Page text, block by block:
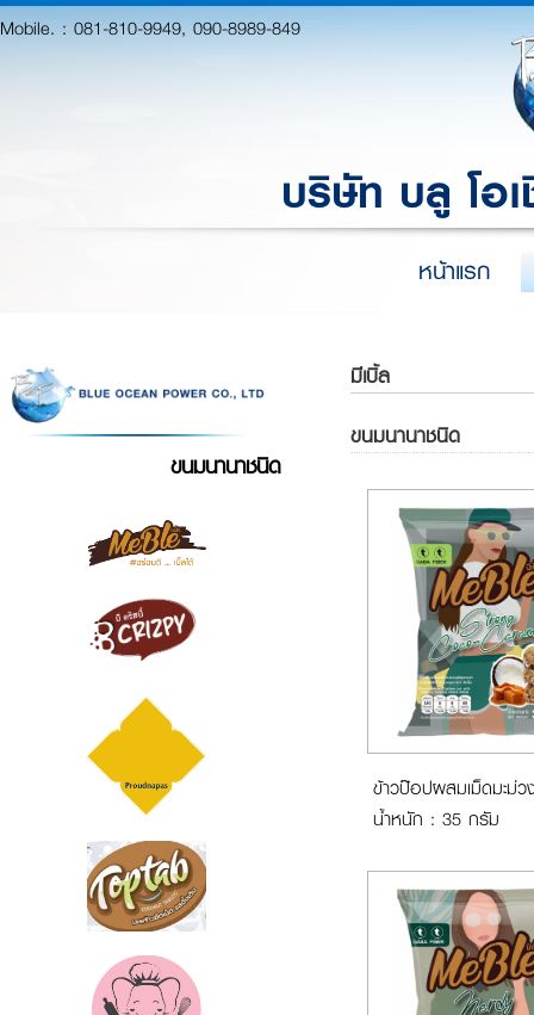
Mobile. :081-810-9949, 090-8989-849
บริษัท บลู โอ
หน้าแรก
ขนมนานาชนิด
มีเบิ้ล
ขนมนานาชนิด
ข้าวป๊อปผสมเม็ดมะม่
น้ำหนัก : 35 กรัม